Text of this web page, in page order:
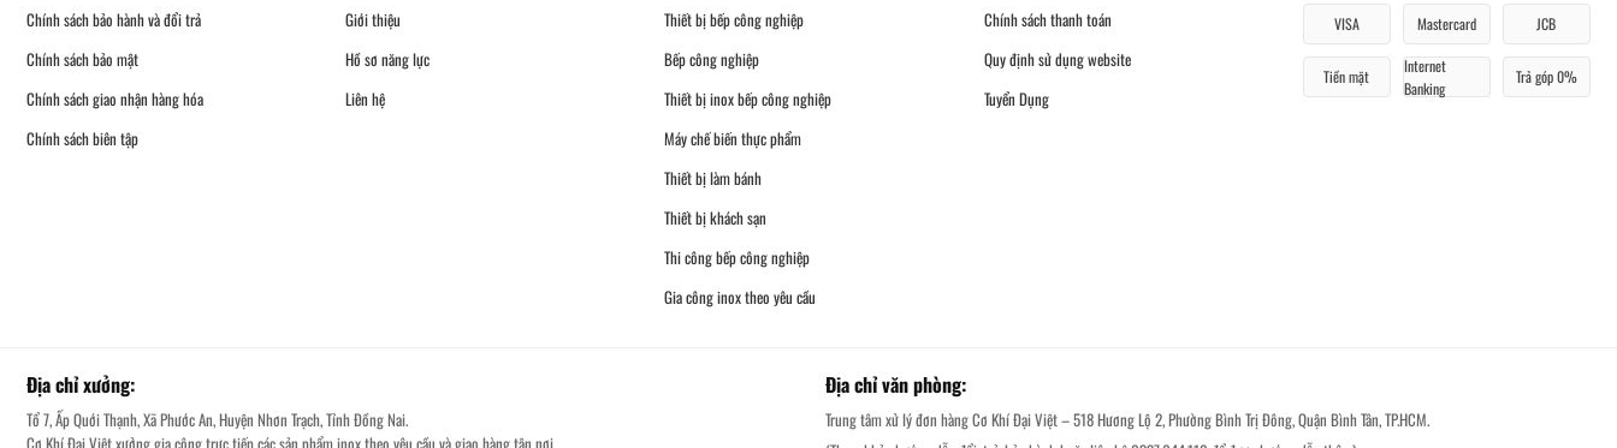
Chính sách bảo hành và đổi trả
Chính sách bảo mật
Chính sách giao nhận hàng hóa
Chính sách biên tập
Giới thiệu
Hồ sơ năng lực
Liên hệ
Thiết bị bếp công nghiệp
Bếp công nghiệp
Thiết bị inox bếp công nghiệp
Máy chế biến thực phẩm
Thiết bị làm bánh
Thiết bị khách sạn
Thi công bếp công nghiệp
Gia công inox theo yêu cầu
Chính sách thanh toán
Quy định sử dụng website
Tuyển Dụng
VISA Mastercard JCB
Tiền mặt
Internet
Banking
Trả góp 0%
Địa chỉ xưởng:
Tổ 7, Ấp Quới Thạnh, Xã Phước An, Huyện Nhơn Trạch, Tỉnh Đồng Nai.
Cơ Khí Đại Việt xưởng gia công trực tiếp các sản phẩm inox theo yêu cầu và giao hàng tận nơi.
Địa chỉ văn phòng:
Trung tâm xử lý đơn hàng Cơ Khí Đại Việt – 518 Hương Lộ 2, Phường Bình Trị Đông, Quận Bình Tân, TP.HCM.